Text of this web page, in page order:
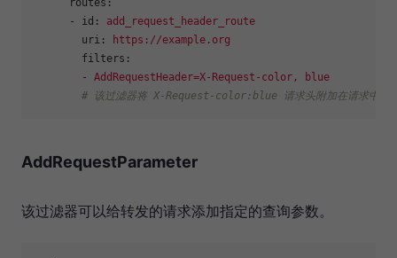
routes:
-
id:
add_request_header_route
uri:
https://example.org
filters:
-
AddRequestHeader=X-Request-color,
blue
# 该过滤器将 X-Request-color:blue 请求头附加在请求中
AddRequestParameter
该过滤器可以给转发的请求添加指定的查询参数。